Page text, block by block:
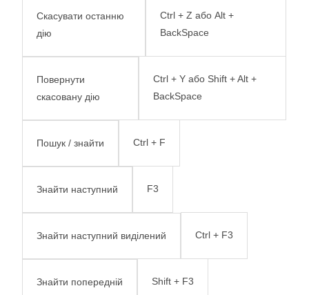
Скасувати останню
дію
Ctrl + Z або Alt +
BackSpace
Повернути
скасовану дію
Ctrl + Y або Shift + Alt +
BackSpace
Пошук / знайти Ctrl + F
Знайти наступний F3
Знайти наступний виділений Ctrl + F3
Знайти попередній Shift + F3